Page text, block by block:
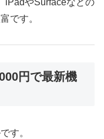
iPadやSurfaceなどの
です。
円で最新機
す。